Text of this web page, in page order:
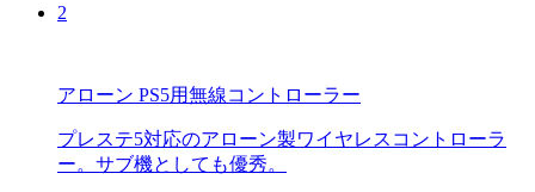
2
アローン PS5用無線コントローラー
プレステ5対応のアローン製ワイヤレスコントローラ
ー。サブ機としても優秀。